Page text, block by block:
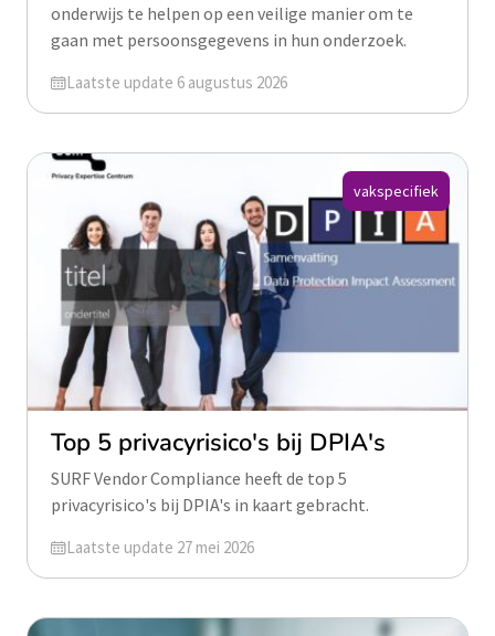
onderwijs te helpen op een veilige manier om te
gaan met persoonsgegevens in hun onderzoek.
Geüpdatet op
Laatste update 6 augustus 2026
Top 5 privacyrisico's bij DPIA's
SURF Vendor Compliance heeft de top 5
privacyrisico's bij DPIA's in kaart gebracht.
Geüpdatet op
Laatste update 27 mei 2026
vakspecifiek